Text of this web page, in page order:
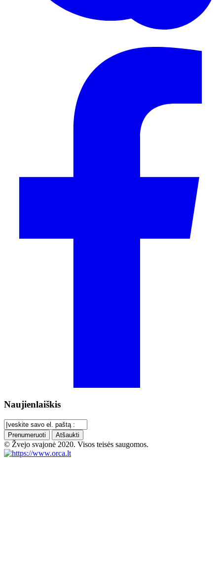
Naujienlaiškis
Prenumeruoti Atšaukti
© Žvejo svajonė 2020. Visos teisės saugomos.